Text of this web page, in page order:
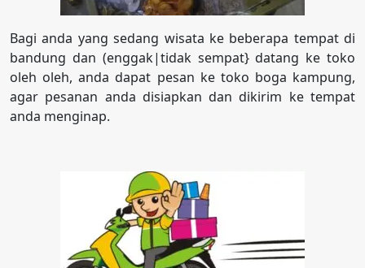
Bagi anda yang sedang wisata ke beberapa tempat di
bandung dan (enggak|tidak sempat} datang ke toko
oleh oleh, anda dapat pesan ke toko boga kampung,
agar pesanan anda disiapkan dan dikirim ke tempat
anda menginap.